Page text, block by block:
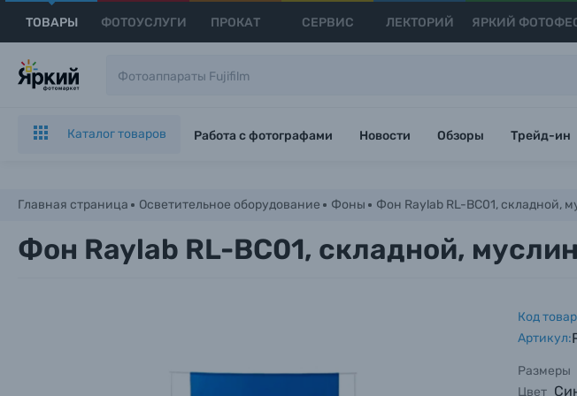
ТОВАРЫ ФОТОУСЛУГИ ПРОКАТ СЕРВИС ЛЕКТОРИЙ ЯРКИЙ
Каталог товаров Работа с фотографами Новости Обзоры Трейд-ин
Главная страница Осветительное оборудование Фоны Фон Raylab RL-BC01, складной,
Фон Raylab RL-BC01, складной,
Код
Артикул:
Размеры
Цвет